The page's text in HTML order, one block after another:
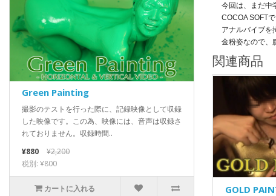
Green Painting
撮影のテストを行った際に、記録映像として収録
した映像です。この為、映像には、音声は収録さ
れておりません。収録時間..
¥880
¥2,200
税別: ¥800
カートに入れる
今回は、まだ中
COCOA SOFT
アナルバイブを
金粉姿なので、
関連商品
GOLD